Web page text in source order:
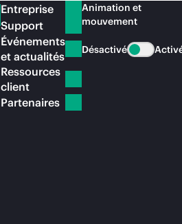
Entreprise
Support
Événements
et actualités
Ressources
client
Partenaires
Animation et
mouvement
Désactivé